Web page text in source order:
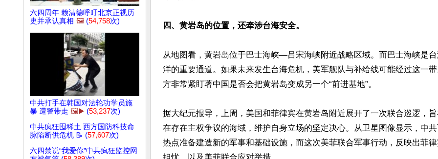
六四周年 赖清德呼吁北京正视历
史并承认真相 🖼️ (54,758次)
中共打手在韩国对法轮功学员施
暴 遭警带走 🖼️▶️ (53,237次)
中共疯狂囤稀土 西方国防科技命
脉陷断供危机 📝 (57,607次)
六四禁说“我爱你”中共疯狂监控网
四、黄岩岛的位置，还牵涉台海安全。
从地图看，黄岩岛位于巴士海峡—吕宋海峡附近战略区域。而巴士海峡是
洋的重要通道。如果未来发生台海危机，美军舰队与补给线可能经过这一
方非常紧盯著中国是否会把黄岩岛变成另一个“前进基地”。
据大纪元报导，上周，美国和菲律宾在黄岩岛附近展开了一次联合巡逻，
在存在主权争议的海域，维护自身立场的坚定决心。从卫星图像显示，中
热点准备建造新的军事和基础设施，而这次美菲联合军事行动，反映出菲